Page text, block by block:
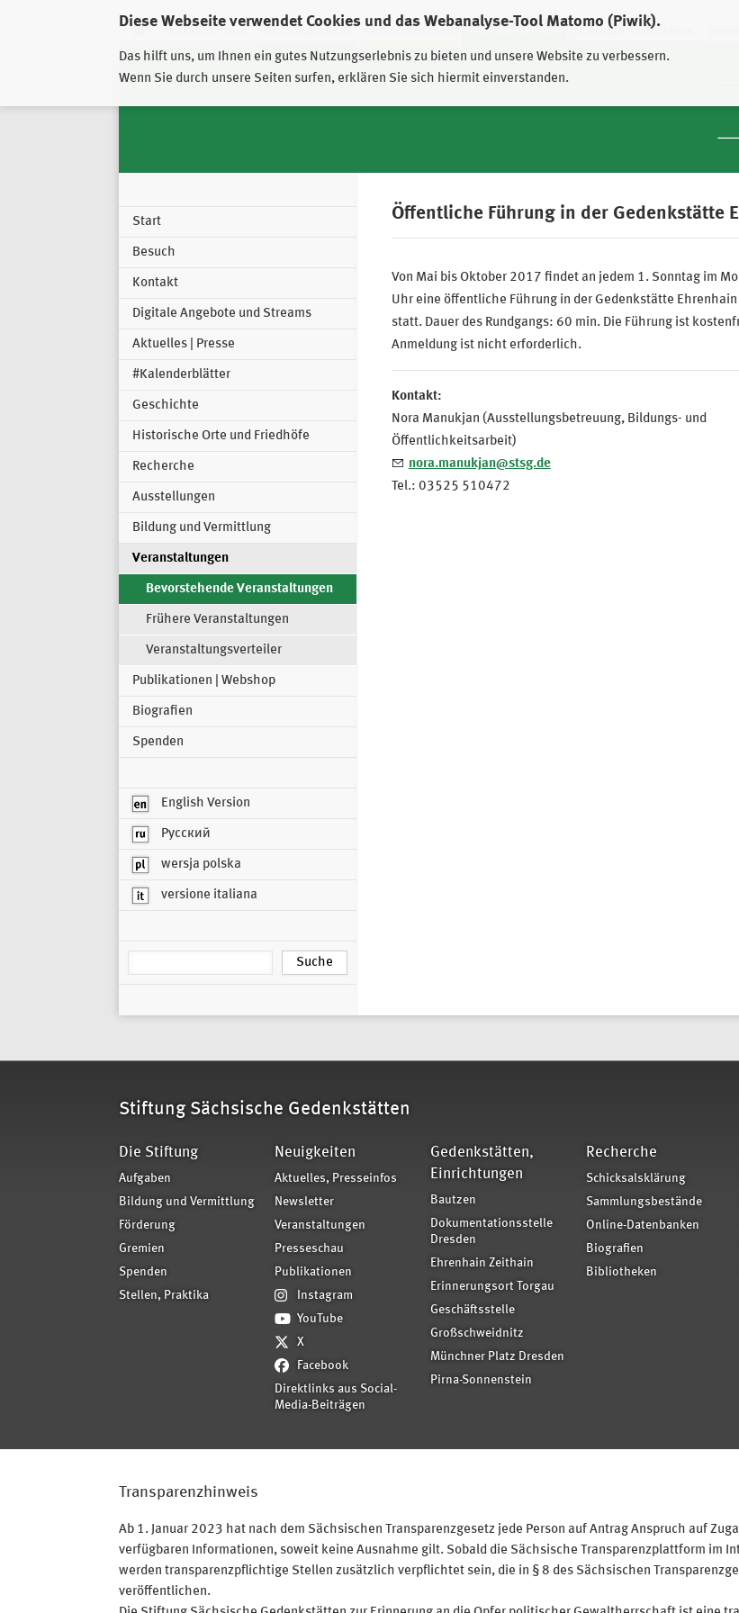
Diese Webseite verwendet Cookies und das Webanalyse-Tool Matomo (Piwik).
Das hilft uns, um Ihnen ein gutes Nutzungserlebnis zu bieten und unsere Website zu verbessern.
Wenn Sie durch unsere Seiten surfen, erklären Sie sich hiermit einverstanden.
EHRENHAIN ZEITHAIN MÜNCHNER PLATZ DRESDEN
Start
Besuch
Kontakt
Digitale Angebote und Streams
Aktuelles | Presse
#Kalenderblätter
Geschichte
Historische Orte und Friedhöfe
Recherche
Ausstellungen
Bildung und Vermittlung
Veranstaltungen
Bevorstehende Veranstaltungen
Frühere Veranstaltungen
Veranstaltungsverteiler
Publikationen | Webshop
Biografien
Spenden
English Version
Русский
wersja polska
versione italiana
Öffentliche Führung in der Gedenkstätte
Von Mai bis Oktober 2017 findet an jedem 1. Sonntag im
Uhr eine öffentliche Führung in der Gedenkstätte
statt. Dauer des Rundgangs: 60 min. Die Führung ist
Anmeldung ist nicht erforderlich.
Kontakt:
Nora Manukjan (Ausstellungsbetreuung, Bildungs- und
Öffentlichkeitsarbeit)
nora.manukjan@stsg.de
Tel.: 03525 510472
Stiftung Sächsische Gedenkstätten
Die Stiftung
Aufgaben
Bildung und Vermittlung
Förderung
Gremien
Spenden
Stellen, Praktika
Neuigkeiten
Aktuelles, Presseinfos
Newsletter
Veranstaltungen
Presseschau
Publikationen
Instagram
YouTube
X
Facebook
Direktlinks aus Social-
Media-Beiträgen
Gedenkstätten,
Einrichtungen
Bautzen
Dokumentationsstelle
Dresden
Ehrenhain Zeithain
Erinnerungsort Torgau
Geschäftsstelle
Großschweidnitz
Münchner Platz Dresden
Pirna-Sonnenstein
Recherche
Schicksalsklärung
Sammlungsbestände
Online-Datenbanken
Biografien
Bibliotheken
Transparenzhinweis
Ab 1. Januar 2023 hat nach dem Sächsischen Transparenzgesetz jede Person auf Antrag Anspruch auf
verfügbaren Informationen, soweit keine Ausnahme gilt. Sobald die Sächsische Transparenzplattform im
werden transparenzpflichtige Stellen zusätzlich verpflichtet sein, die in § 8 des Sächsischen
veröffentlichen.